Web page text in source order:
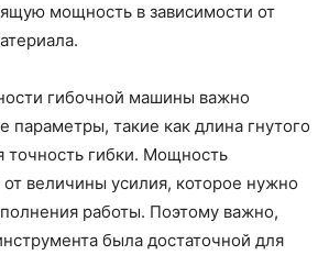
мощность в зависимости от
гибочной машины важно
параметры, такие как длина гнутого
точность гибки. Мощность
величины усилия, которое нужно
работы. Поэтому важно,
была достаточной для